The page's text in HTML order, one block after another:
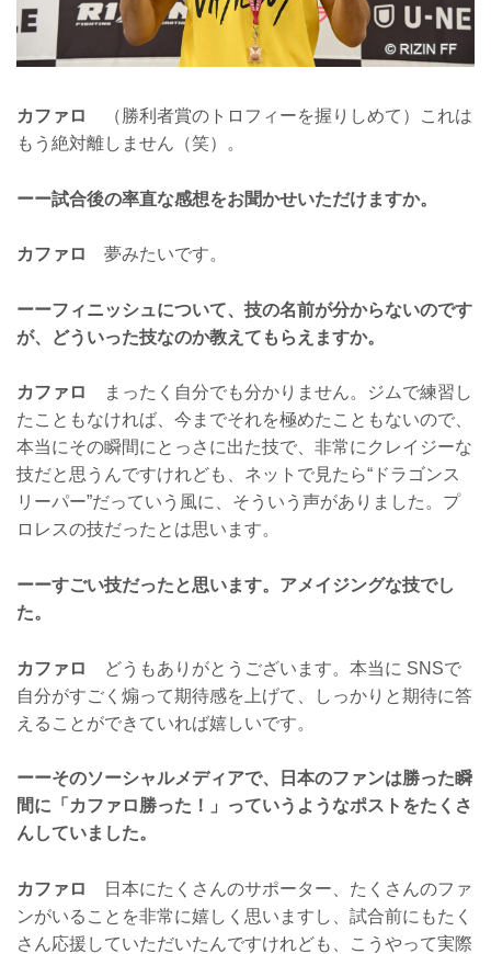
カファロ
（勝利者賞のトロフィーを握りしめて）これは
もう絶対離しません（笑）。
ーー試合後の率直な感想をお聞かせいただけますか。
カファロ 夢みたいです。
ーーフィニッシュについて、技の名前が分からないのです
が、どういった技なのか教えてもらえますか。
カファロ
まったく自分でも分かりません。ジムで練習し
たこともなければ、今までそれを極めたこともないので、
本当にその瞬間にとっさに出た技で、非常にクレイジーな
技だと思うんですけれども、ネットで見たら“ドラゴンス
リーパー”だっていう風に、そういう声がありました。プ
ロレスの技だったとは思います。
ーーすごい技だったと思います。アメイジングな技でし
た。
カファロ
どうもありがとうございます。本当に SNSで
自分がすごく煽って期待感を上げて、しっかりと期待に答
えることができていれば嬉しいです。
ーーそのソーシャルメディアで、日本のファンは勝った瞬
間に「カファロ勝った！」っていうようなポストをたくさ
んしていました。
カファロ
日本にたくさんのサポーター、たくさんのファ
ンがいることを非常に嬉しく思いますし、試合前にもたく
さん応援していただいたんですけれども、こうやって実際